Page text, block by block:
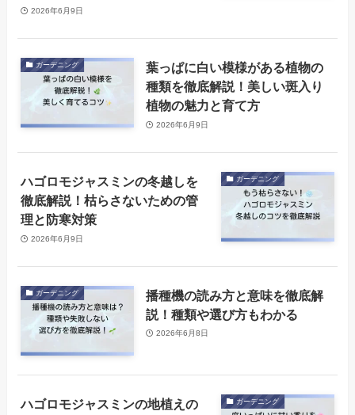
2026年6月9日
ガーデニング
葉っぱに白い模様がある植物の
種類を徹底解説！美しい斑入り
植物の魅力と育て方
2026年6月9日
ガーデニング
ハゴロモジャスミンの冬越しを
徹底解説！枯らさないための管
理と防寒対策
2026年6月9日
ガーデニング
播種機の読み方と意味を徹底解
説！種類や選び方もわかる
2026年6月8日
ガーデニング
ハゴロモジャスミンの地植えの